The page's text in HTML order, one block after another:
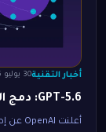
أخبار التقنية30 يوليو 2026
GPT-5.6: دمج الذكاء المتقدم مع كفاءة الأداء